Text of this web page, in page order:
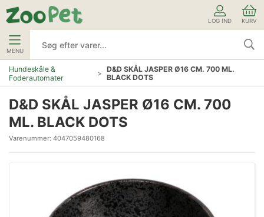
LOG IND KURV
MENU
Hundeskåle &
Foderautomater
D&D SKÅL JASPER Ø16 CM. 700 ML.
BLACK DOTS
D&D SKÅL JASPER Ø16 CM. 700
ML. BLACK DOTS
Varenummer: 4047059480168